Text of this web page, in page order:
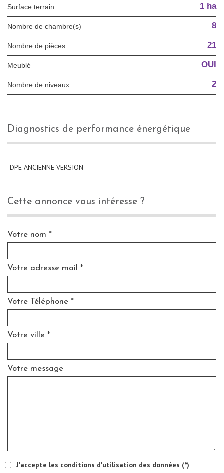
surface terrain 1 ha
Nombre de chambre(s) 8
Nombre de pièces 21
Meublé OUI
Nombre de niveaux 2
diagnostics de performance énergétique
DPE ANCIENNE VERSION
cette annonce vous intéresse ?
Votre nom *
Votre adresse mail *
Votre Téléphone *
Votre ville *
Votre message
J'accepte les conditions d'utilisation des données (*)